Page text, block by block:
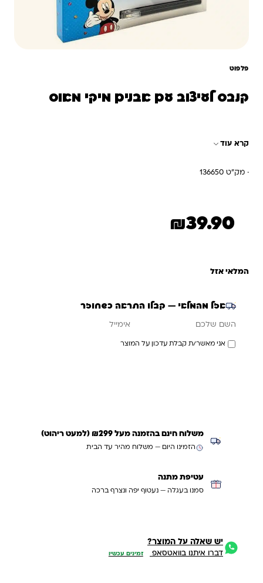
פלפוט
קנבס לעיצוב עם אבנים מיקי מאוס
קרא עוד
· מק"ט 136650
₪39.90
המלאי אזל
אזל מהמלאי — קבלו התראה כשחוזר
אני מאשר/ת קבלת עדכון על המוצר
משלוח חינם בהזמנה מעל ₪299 (למעט ריהוט)
הזמינו היום — משלוח מהיר עד הבית
עטיפת מתנה
סמנו בעגלה — נעטוף יפה ונצרף ברכה
יש שאלה על המוצר?
דברו איתנו בוואטסאפ זמינים עכשיו